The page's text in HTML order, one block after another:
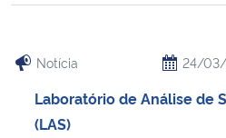
Notícia 24/
Laboratório de Análise de
(LAS)